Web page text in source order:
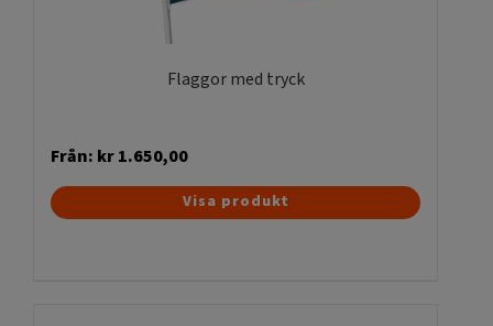
Flaggor med tryck
Från: kr1.650,00
Den
här
Visa produkt